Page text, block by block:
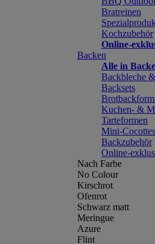
Bratreinen
Kochzubehör
Online-
Backen
Alle in
Backbleche
Backsets
Kuchen- &
Tarteformen
Mini-
Backzubehör
Online-
Nach Farbe
No Colour
Kirschrot
Ofenrot
Schwarz matt
Meringue
Azure
Flint